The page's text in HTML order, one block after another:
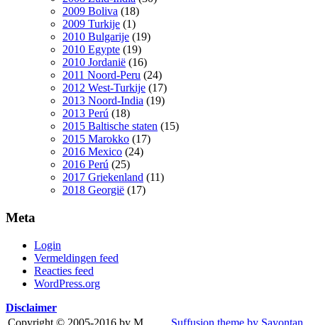
2009 Boliva (18)
2009 Turkije (1)
2010 Bulgarije (19)
2010 Egypte (19)
2010 Jordanië (16)
2011 Noord-Peru (24)
2012 West-Turkije (17)
2013 Noord-India (19)
2013 Perú (18)
2015 Baltische staten (15)
2015 Marokko (17)
2016 Mexico (24)
2016 Perú (25)
2017 Griekenland (11)
2018 Georgië (17)
Meta
Login
Vermeldingen feed
Reacties feed
WordPress.org
Disclaimer
Copyright © 2005-2016 by M.
Suffusion theme by Sayontan